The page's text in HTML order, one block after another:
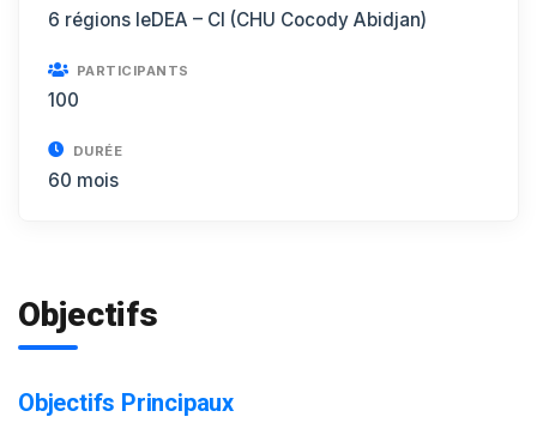
6 régions IeDEA – CI (CHU Cocody Abidjan)
PARTICIPANTS
100
DURÉE
60 mois
Objectifs
Objectifs Principaux